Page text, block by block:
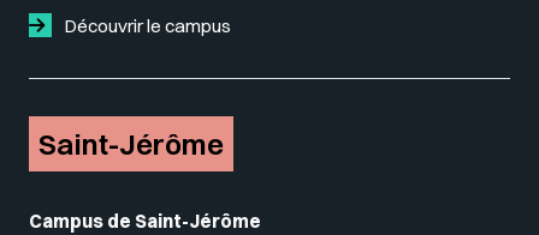
Découvrir le campus
Saint-Jérôme
Campus de Saint-Jérôme